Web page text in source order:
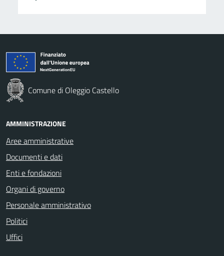
Comune di Oleggio Castello
AMMINISTRAZIONE
Aree amministrative
Documenti e dati
Enti e fondazioni
Organi di governo
Personale amministrativo
Politici
Uffici